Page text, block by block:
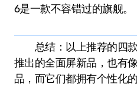
6是一款不容错过的旗舰。
总结：以上推荐的四款
推出的全面屏新品，也有
品，而它们都拥有个性化